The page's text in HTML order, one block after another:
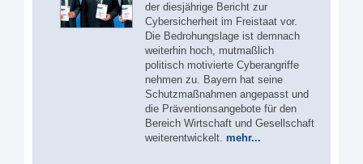
der diesjährige Bericht zur
Cybersicherheit im Freistaat vor.
Die Bedrohungslage ist demnach
weiterhin hoch, mutmaßlich
politisch motivierte Cyberangriffe
nehmen zu. Bayern hat seine
Schutzmaßnahmen angepasst und
die Präventionsangebote für den
Bereich Wirtschaft und Gesellschaft
weiterentwickelt. mehr...